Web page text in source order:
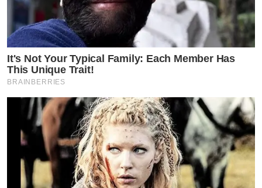
It's Not Your Typical Family: Each Member Has
This Unique Trait!
BRAINBERRIES